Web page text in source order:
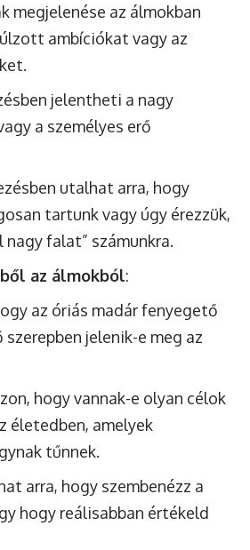
megjelenése az álmokban
ambíciókat vagy az
jelentheti a nagy
a személyes erő
utalhat arra, hogy
tartunk vagy úgy érezzük,
nagy falat” számunkra.
az álmokból:
az óriás madár fenyegető
jelenik-e meg az
hogy vannak-e olyan célok
életedben, amelyek
tűnnek.
arra, hogy szembenézz a
hogy reálisabban értékeld